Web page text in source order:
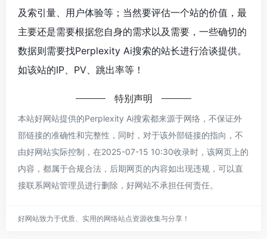
及索引量、用户体验等；当然要评估一个站的价值，最
主要还是需要根据您自身的需求以及需要，一些确切的
数据则需要找Perplexity Ai搜索的站长进行洽谈提供。
如该站的IP、PV、跳出率等！
特别声明
本站好网站提供的Perplexity Ai搜索都来源于网络，不保证外
部链接的准确性和完整性，同时，对于该外部链接的指向，不
由好网站实际控制，在2025-07-15 10:30收录时，该网页上的
内容，都属于合规合法，后期网页的内容如出现违规，可以直
接联系网站管理员进行删除，好网站不承担任何责任。
好网站致力于优质、实用的网络站点资源收集与分享！